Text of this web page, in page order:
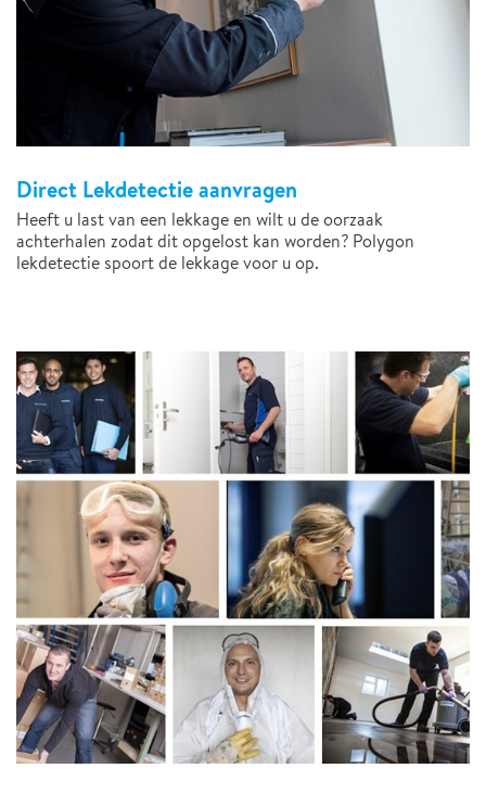
Direct Lekdetectie aanvragen
Heeft u last van een lekkage en wilt u de oorzaak
achterhalen zodat dit opgelost kan worden? Polygon
lekdetectie spoort de lekkage voor u op.